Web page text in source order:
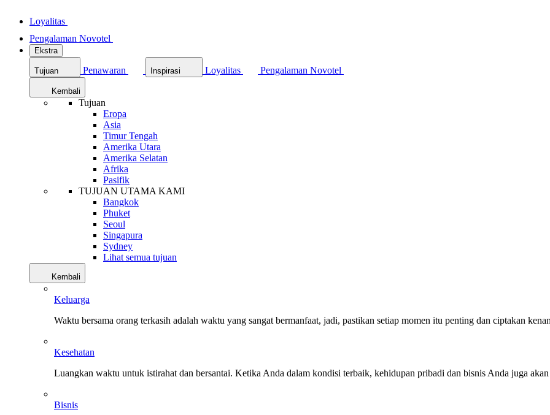
Loyalitas
Pengalaman Novotel
Ekstra
Tujuan Penawaran Inspirasi Loyalitas Pengalaman Novotel
Kembali
Tujuan
Eropa
Asia
Timur Tengah
Amerika Utara
Amerika Selatan
Afrika
Pasifik
TUJUAN UTAMA KAMI
Bangkok
Phuket
Seoul
Singapura
Sydney
Lihat semua tujuan
Kembali
Keluarga
Waktu bersama orang terkasih adalah waktu yang sangat bermanfaat, jadi, pastikan setiap momen itu penting dan ciptakan
Kesehatan
Luangkan waktu untuk istirahat dan bersantai. Ketika Anda dalam kondisi terbaik, kehidupan pribadi dan bisnis Anda juga
Bisnis